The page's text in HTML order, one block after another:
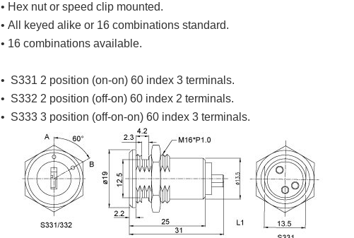
• Hex nut or speed clip mounted.
• All keyed alike or 16 combinations standard.
• 16 combinations available.
• S331 2 position (on-on) 60 index 3 terminals.
• S332 2 position (off-on) 60 index 2 terminals.
• S333 3 position (off-on-on) 60 index 3 terminals.